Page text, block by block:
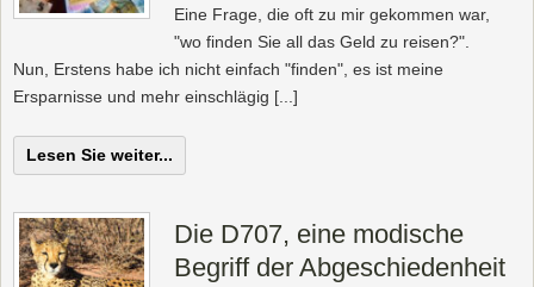
Eine Frage, die oft zu mir gekommen war,
"wo finden Sie all das Geld zu reisen?".
Nun, Erstens habe ich nicht einfach "finden", es ist meine
Ersparnisse und mehr einschlägig [...]
Lesen Sie weiter...
Die D707, eine modische
Begriff der Abgeschiedenheit